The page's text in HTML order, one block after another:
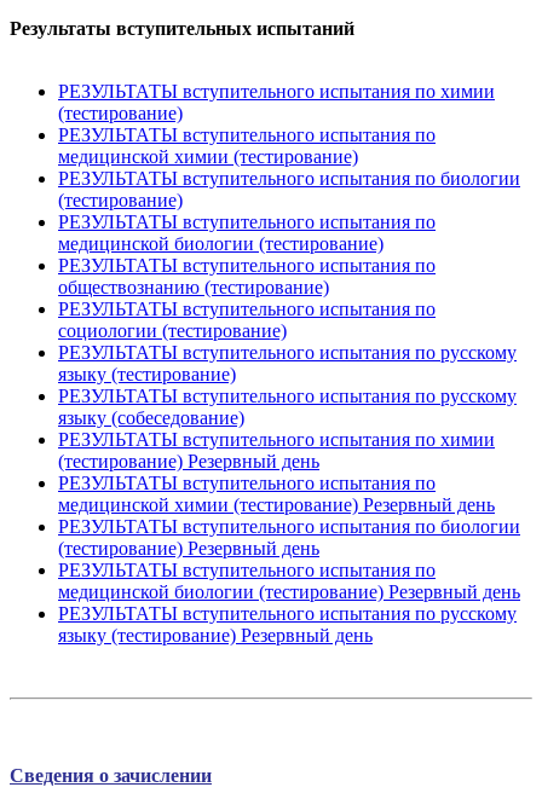
Результаты вступительных испытаний
РЕЗУЛЬТАТЫ вступительного испытания по химии
(тестирование)
РЕЗУЛЬТАТЫ вступительного испытания по
медицинской химии (тестирование)
РЕЗУЛЬТАТЫ вступительного испытания по биологии
(тестирование)
РЕЗУЛЬТАТЫ вступительного испытания по
медицинской биологии (тестирование)
РЕЗУЛЬТАТЫ вступительного испытания по
обществознанию (тестирование)
РЕЗУЛЬТАТЫ вступительного испытания по
социологии (тестирование)
РЕЗУЛЬТАТЫ вступительного испытания по русскому
языку (тестирование)
РЕЗУЛЬТАТЫ вступительного испытания по русскому
языку (собеседование)
РЕЗУЛЬТАТЫ вступительного испытания по химии
(тестирование) Резервный день
РЕЗУЛЬТАТЫ вступительного испытания по
медицинской химии (тестирование) Резервный день
РЕЗУЛЬТАТЫ вступительного испытания по биологии
(тестирование) Резервный день
РЕЗУЛЬТАТЫ вступительного испытания по
медицинской биологии (тестирование) Резервный день
РЕЗУЛЬТАТЫ вступительного испытания по русскому
языку (тестирование) Резервный день
Сведения о зачислении